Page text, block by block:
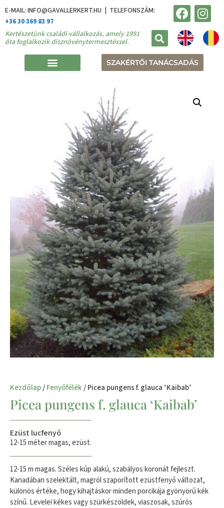
E-MAIL: INFO@GAVALLERKERT.HU | TELEFONSZÁM:
+36 30 369 83 97
Kertészetünk családi vállalkozás, amely 1991
óta foglalkozik dísznövénytermesztéssel.
SZAKÉRTŐI TANÁCSADÁS
Kezdőlap/Fenyőfélék/ Picea pungens f. glauca ‘Kaibab’
Picea pungens f. glauca ‘Kaibab’
Ezüst lucfenyő
12-15 méter magas, ezüst.
12-15 m magas. Széles kúp alakú, szabályos koronát fejleszt.
Kanadában szelektált, magról szaporított ezüstfenyő változat,
különös értéke, hogy kihajtáskor minden porcikája gyönyörű kék
színű. Levelei kékes vagy szürkészöldek, viaszosak, szúrós